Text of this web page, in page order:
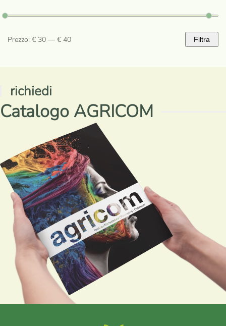
Prezzo
Prezzo
Filtra
Prezzo: € 30 — € 40
richiedi
Catalogo AGRICOM